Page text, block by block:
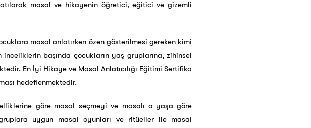
masal ve hikayenin öğretici, eğitici ve gizemli
masal anlatırken özen gösterilmesi gereken kimi
başında çocukların yaş gruplarına, zihinsel
En İyi Hikaye ve Masal Anlatıcılığı Eğitimi Sertifika
hedeflenmektedir.
göre masal seçmeyi ve masalı o yaşa göre
uygun masal oyunları ve ritüeller ile masal